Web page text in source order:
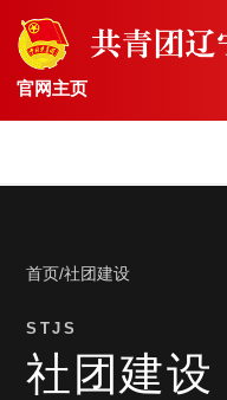
官网主页
首页/社团建设
STJS
社团建设